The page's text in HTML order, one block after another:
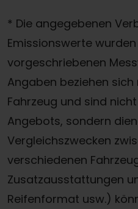
* Die angegebenen
Emissionswerte
vorgeschriebenen
Angaben beziehen
Fahrzeug und sind
Angebots, sondern
Vergleichszwecken
verschiedenen
Zusatzausstattungen
Reifenformat usw.)